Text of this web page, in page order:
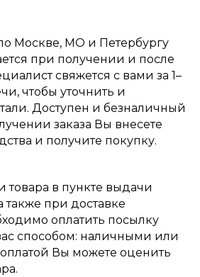
Москве, МО и Петербургу
при получении и после
свяжется с вами за 1–
чтобы уточнить и
Доступен и безналичный
заказа Вы внесете
и получите покупку.
товара в пункте выдачи
также при доставке
оплатить посылку
способом: наличными или
Вы можете оценить